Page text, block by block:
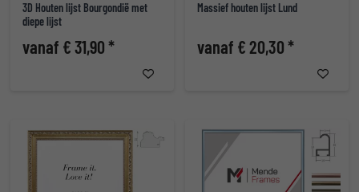
3D Houten lijst Bourgondië met
diepe lijst
vanaf € 31,90 *
Massief houten lijst Lund
vanaf € 20,30 *